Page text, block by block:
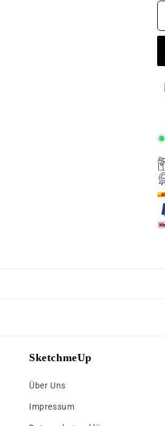
SketchmeUp
Über Uns
Impressum